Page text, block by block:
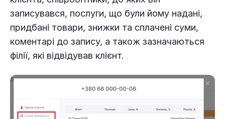
записувався, послуги, що були йому надані,
придбані товари, знижки та сплачені суми,
коментарі до запису, а також зазначаються
філії, які відвідував клієнт.